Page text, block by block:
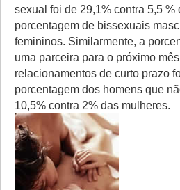
sexual foi de 29,1% contra 5,5
porcentagem de bissexuais
femininos. Similarmente, a
uma parceira para o próximo
relacionamentos de curto prazo
porcentagem dos homens que
10,5% contra 2% das mulheres.